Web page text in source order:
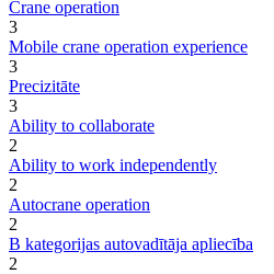
Crane operation
3
Mobile crane operation experience
3
Precizitāte
3
Ability to collaborate
2
Ability to work independently
2
Autocrane operation
2
B kategorijas autovadītāja apliecība
2